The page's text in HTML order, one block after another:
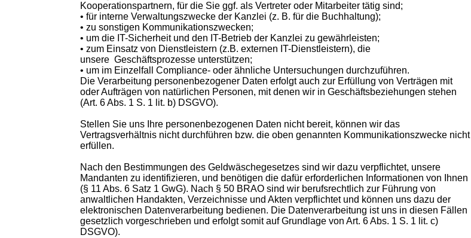
Kooperationspartnern, für die Sie ggf. als Vertreter oder Mitarbeiter tätig sind;
• für interne Verwaltungszwecke der Kanzlei (z. B. für die Buchhaltung);
• zu sonstigen Kommunikationszwecken;
• um die IT-Sicherheit und den IT-Betrieb der Kanzlei zu gewährleisten;
• zum Einsatz von Dienstleistern (z.B. externen IT-Dienstleistern), die
unsere Geschäftsprozesse unterstützen;
• um im Einzelfall Compliance- oder ähnliche Untersuchungen durchzuführen.
Die Verarbeitung personenbezogener Daten erfolgt auch zur Erfüllung von Verträgen mit
oder Aufträgen von natürlichen Personen, mit denen wir in Geschäftsbeziehungen stehen
(Art. 6 Abs. 1 S. 1 lit. b) DSGVO).
Stellen Sie uns Ihre personenbezogenen Daten nicht bereit, können wir das
Vertragsverhältnis nicht durchführen bzw. die oben genannten Kommunikationszwecke nicht
erfüllen.
Nach den Bestimmungen des Geldwäschegesetzes sind wir dazu verpflichtet, unsere
Mandanten zu identifizieren, und benötigen die dafür erforderlichen Informationen von Ihnen
(§ 11 Abs. 6 Satz 1 GwG). Nach § 50 BRAO sind wir berufsrechtlich zur Führung von
anwaltlichen Handakten, Verzeichnisse und Akten verpflichtet und können uns dazu der
elektronischen Datenverarbeitung bedienen. Die Datenverarbeitung ist uns in diesen Fällen
gesetzlich vorgeschrieben und erfolgt somit auf Grundlage von Art. 6 Abs. 1 S. 1 lit. c)
DSGVO).